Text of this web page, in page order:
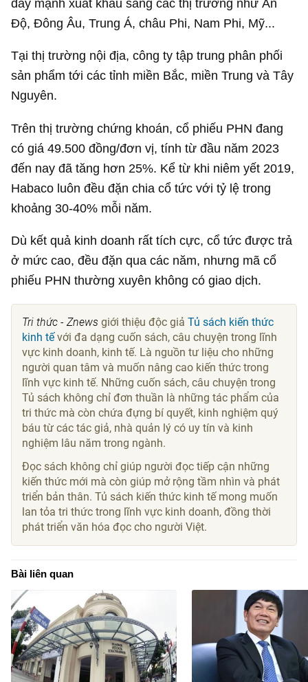
đẩy mạnh xuất khẩu sang các thị trường như Ấn
Độ, Đông Âu, Trung Á, châu Phi, Nam Phi, Mỹ...
Tại thị trường nội địa, công ty tập trung phân phối
sản phẩm tới các tỉnh miền Bắc, miền Trung và Tây
Nguyên.
Trên thị trường chứng khoán, cổ phiếu PHN đang
có giá 49.500 đồng/đơn vị, tính từ đầu năm 2023
đến nay đã tăng hơn 25%. Kể từ khi niêm yết 2019,
Habaco luôn đều đặn chia cổ tức với tỷ lệ trong
khoảng 30-40% mỗi năm.
Dù kết quả kinh doanh rất tích cực, cổ tức được trả
ở mức cao, đều đặn qua các năm, nhưng mã cổ
phiếu PHN thường xuyên không có giao dịch.
Tri thức - Znews giới thiệu độc giảTủ sách kiến thức
kinh tếvới đa dạng cuốn sách, câu chuyện trong lĩnh
vực kinh doanh, kinh tế. Là nguồn tư liệu cho những
người quan tâm và muốn nâng cao kiến thức trong
lĩnh vực kinh tế. Những cuốn sách, câu chuyện trong
Tủ sách không chỉ đơn thuần là những tác phẩm của
tri thức mà còn chứa đựng bí quyết, kinh nghiệm quý
báu từ các tác giả, nhà quản lý có uy tín và kinh
nghiệm lâu năm trong ngành.
Đọc sách không chỉ giúp người đọc tiếp cận những
kiến thức mới mà còn giúp mở rộng tầm nhìn và phát
triển bản thân. Tủ sách kiến thức kinh tế mong muốn
lan tỏa tri thức trong lĩnh vực kinh doanh, đồng thời
phát triển văn hóa đọc cho người Việt.
Bài liên quan